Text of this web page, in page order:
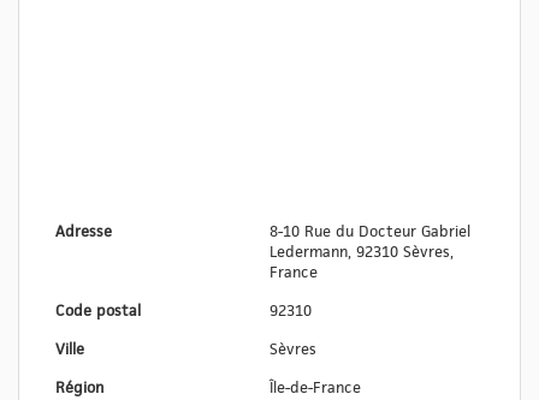
Adresse
8-10 Rue du Docteur Gabriel
Ledermann, 92310 Sèvres,
France
Code postal
92310
Ville
Sèvres
Région
Île-de-France